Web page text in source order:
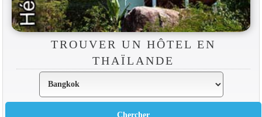
TROUVER UN HÔTEL EN
THAÏLANDE